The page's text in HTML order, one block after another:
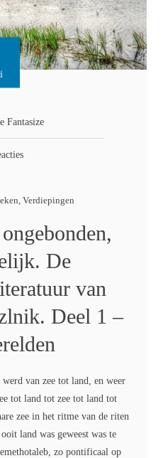
Fantasize
Verdiepingen
De
van
Deel 1 –
van zee tot land, en weer
tot land tot zee tot land tot
zee in het ritme van de riten
land was geweest was te
zo pontificaal op